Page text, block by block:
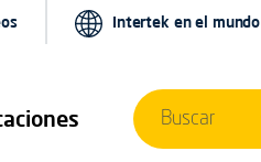
Intertek en el mundo
Buscar